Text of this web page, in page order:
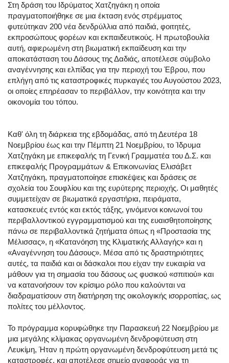
Στη δράση του Ιδρύματος Χατζηγάκη η οποία
πραγματοποιήθηκε σε μια έκταση ενός στρέμματος
φυτεύτηκαν 200 νέα δενδρύλλια από παιδιά, φοιτητές,
εκπροσώπους φορέων και εκπαιδευτικούς. Η πρωτοβουλία
αυτή, αφιερωμένη στη βιωματική εκπαίδευση και την
αποκατάσταση του Δάσους της Δαδιάς, αποτέλεσε σύμβολο
αναγέννησης και ελπίδας για την περιοχή του Έβρου, που
επλήγη από τις καταστροφικές πυρκαγιές του Αυγούστου 2023,
οι οποίες επηρέασαν το περιβάλλον, την κοινότητα και την
οικονομία του τόπου.
Καθ' όλη τη διάρκεια της εβδομάδας, από τη Δευτέρα 18
Νοεμβρίου έως και την Πέμπτη 21 Νοεμβρίου, το Ίδρυμα
Χατζηγάκη με επικεφαλής τη Γενική Γραμματέα του Δ.Σ. και
επικεφαλής Προγραμμάτων & Επικοινωνίας Ελισάβετ
Χατζηγάκη, πραγματοποίησε επισκέψεις και δράσεις σε
σχολεία του Σουφλίου και της ευρύτερης περιοχής. Οι μαθητές
συμμετείχαν σε βιωματικά εργαστήρια, πειράματα,
κατασκευές εντός και εκτός τάξης, γινόμενοι κοινωνοί του
περιβαλλοντικού εγγραμματισμού και της ευαισθητοποίησης
πάνω σε περιβαλλοντικά ζητήματα όπως η «Προστασία της
Μέλισσας», η «Κατανόηση της Κλιματικής Αλλαγής» και η
«Αναγέννηση του Δάσους». Μέσα από τις δραστηριότητες
αυτές, τα παιδιά και οι δάσκαλοι που είχαν την ευκαιρία να
μάθουν για τη σημασία του δάσους ως φυσικού «σπιτιού» και
να κατανοήσουν τον κρίσιμο ρόλο που καλούνται να
διαδραματίσουν στη διατήρηση της οικολογικής ισορροπίας, ως
πολίτες του μέλλοντος.
Το πρόγραμμα κορυφώθηκε την Παρασκευή 22 Νοεμβρίου με
μια μεγάλης κλίμακας οργανωμένη δενδροφύτευση στη
Λευκίμη, Ήταν η πρώτη οργανωμένη δενδροφύτευση μετά τις
καταστροφές, και αποτέλεσε σημείο αναφοράς για τη